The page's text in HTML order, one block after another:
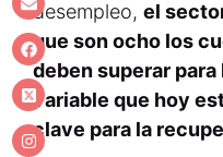
desempleo, el
que son ocho los
deben superar
variable que hoy
clave para la